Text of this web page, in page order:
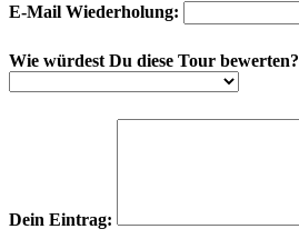
E-Mail Wiederholung:
Wie würdest Du diese Tour bewerten?
Dein Eintrag: